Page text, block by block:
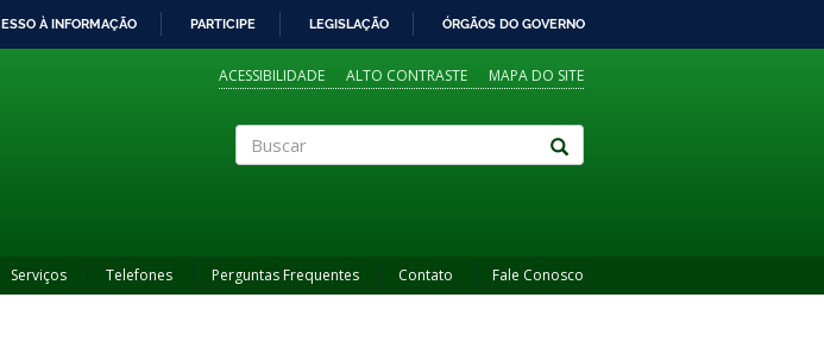
À INFORMAÇÃO PARTICIPE LEGISLAÇÃO ÓRGÃOS DO GOVERNO
ACESSIBILIDADE ALTO CONTRASTE MAPA DO SITE
Serviços Telefones Perguntas Frequentes Contato Fale Conosco